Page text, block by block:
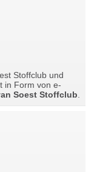
Stoffclub und
in Form von e-
Soest Stoffclub.